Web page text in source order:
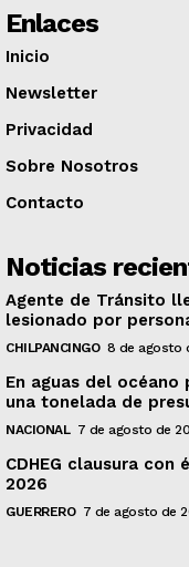
Enlaces
Inicio
Newsletter
Privacidad
Sobre Nosotros
Contacto
Noticias
Agente de Tránsito
lesionado por
CHILPANCINGO 8 de agosto
En aguas del océano
una tonelada de
NACIONAL 7 de agosto de
CDHEG clausura
2026
GUERRERO 7 de agosto de